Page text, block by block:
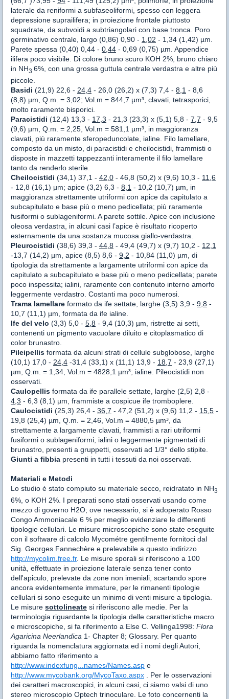
laterale da reniformi a subfaseoliformi, spesso con leggera
depressione suprailifera; in proiezione frontale piuttosto
squadrate, da subvoidi a subtriangolari con base tronca. Poro
germinativo centrale, largo (0,86) 0,90 - 1,02 - 1,34 (1,42) µm.
Parete spessa (0,40) 0,44 - 0,44 - 0,69 (0,75) µm. Appendice
ilifera poco visibile. Di colore bruno scuro KOH 2%, bruno chiaro
in NH3 6%, con una grossa guttula centrale verdastra e altre più
piccole.
Basidi (21,9) 22,6 - 24,4 - 26,0 (26,2) x (7,3) 7,4 - 8,1 - 8,6
(8,8) µm, Q.m. = 3,02; Vol.m = 844,7 µm³, clavati, tetrasporici,
molto raramente bisporici.
Paracistidi (12,4) 13,3 - 17,3 - 21,3 (23,3) x (5,1) 5,8 - 7,7 - 9,5
(9,6) µm, Q.m. = 2,25, Vol.m = 581,1 µm³, in maggioranza
clavati, più raramente sferopeduncolate, ialine. Filo lamellare,
composto da un misto, di paracistidi e cheilocistidi, frammisti o
disposte in mazzetti tappezzanti interamente il filo lamellare
tanto da renderlo sterile.
Cheilocistidi (34,1) 37,1 - 42,0 - 46,8 (50,2) x (9,6) 10,3 - 11,6
- 12,8 (16,1) µm; apice (3,2) 6,3 - 8,1 - 10,2 (10,7) µm, in
maggioranza strettamente utriformi con apice da capitulato a
subcapitulato e base più o meno pedicellata; più raramente
fusiformi o sublageniformi. A parete sottile. Apice con inclusione
oleosa verdastra, in alcuni casi l’apice è risultato ricoperto
esternamente da una sostanza mucosa giallo-verdastra.
Pleurocistidi (38,6) 39,3 - 44,8 - 49,4 (49,7) x (9,7) 10,2 - 12,1
-13,7 (14,2) µm, apice (8,5) 8,6 - 9,2 - 10,84 (11,0) µm, di
tipologia da strettamente a largamente utriformi con apice da
capitulato a subcapitulato e base più o meno pedicellata; parete
poco inspessita; ialini, raramente con contenuto interno amorfo
leggermente verdastro. Costanti ma poco numerosi.
Trama lamellare formato da ife settate, larghe (3,5) 3,9 - 9,8 -
10,7 (11,1) µm, formata da ife ialine.
Ife del velo (3,3) 5,0 - 5,8 - 9,4 (10,3) µm, ristrette ai setti,
contenenti un pigmento vacuolare diluito e citoplasmatico di
color brunastro.
Pileipellis formata da alcuni strati di cellule subglobose, larghe
(10,1) 17,0 - 24,4 -31,4 (33,1) x (11,1) 13,9 - 18,7 - 23,9 (27,1)
µm, Q.m. = 1,34, Vol.m = 4828,1 µm³; ialine. Pileocistidi non
osservati.
Caulopellis formata da ife parallele settate, larghe (2,5) 2,8 -
4,3 - 6,3 (8,1) µm, frammiste a cospicue ife tromboplere.
Caulocistidi (25,3) 26,4 - 36,7 - 47,2 (51,2) x (9,6) 11,2 - 15,5 -
19,8 (25,4) µm, Q.m. = 2,46, Vol.m = 4880,5 µm³, da
strettamente a largamente clavati, frammisti a rari utriformi
fusiformi o sublageniformi, ialini o leggermente pigmentati di
brunastro, presenti a gruppetti, osservati ad 1/3° dello stipite.
Giunti a fibbia presenti in tutti i tessuti da noi osservati.
Materiali e Metodi
Lo studio è stato compiuto su materiale secco, reidratato in NH3
6%, o KOH 2%. I preparati sono stati osservati usando come
mezzo di governo H2O; ove necessario, si è adoperato Rosso
Congo Ammoniacale 6 % per meglio evidenziare le differenti
tipologie cellulari. Le misure microscopiche sono state eseguite
con il software di calcolo Mycométre gentilmente fornitoci dal
Sig. Georges Fannechère e prelevabile a questo indirizzo
http://mycolim.free.fr. Le misure sporali si riferiscono a 100
unità, effettuate in proiezione laterale senza tener conto
dell'apiculo, prelevate da zone non imeniali, scartando spore
ancora evidentemente immature, per le rimanenti tipologie
cellulari si sono eseguite un minimo di venti misure a tipologia.
Le misure sottolineate si riferiscono alle medie. Per la
terminologia riguardante la tipologia delle caratteristiche macro
e microscopiche, si fa riferimento a Else C. Vellinga1998: Flora
Agaricina Neerlandica 1- Chapter 8; Glossary. Per quanto
riguarda la nomenclatura aggiornata ed i nomi degli Autori,
abbiamo fatto riferimento a
http://www.indexfung...names/Names.asp e
http://www.mycobank.org/MycoTaxo.aspx . Per le osservazioni
dei caratteri macroscopici, in alcuni casi, ci siamo valsi di uno
stereo microscopio Optech trinoculare. Le foto concernenti la